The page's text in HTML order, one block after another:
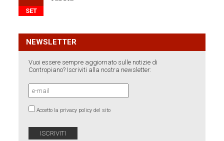
SET
NEWSLETTER
Vuoi essere sempre aggiornato sulle notizie di
Contropiano? Iscriviti alla nostra newsletter:
Accetto la privacy policy del sito